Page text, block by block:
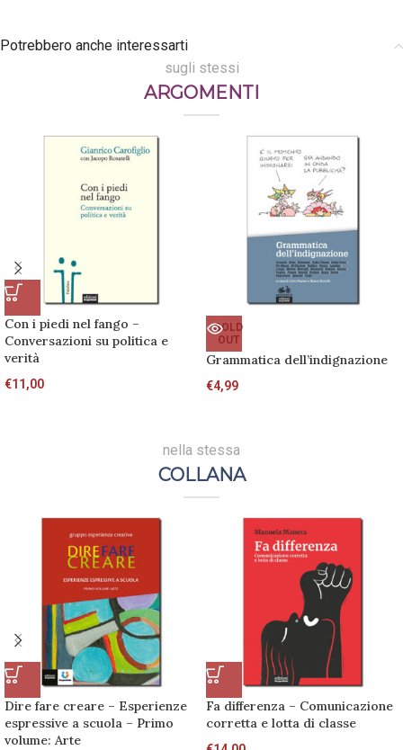
Potrebbero anche interessarti
sugli stessi
ARGOMENTI
Con i piedi nel fango –
Conversazioni su politica e
verità
€11,00
SOLD
OUT
Grammatica dell’indignazione
€4,99
nella stessa
COLLANA
Dire fare creare – Esperienze
espressive a scuola – Primo
volume: Arte
Fa differenza – Comunicazione
corretta e lotta di classe